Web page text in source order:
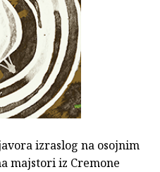
izraslog na osojnim
majstori iz Cremone